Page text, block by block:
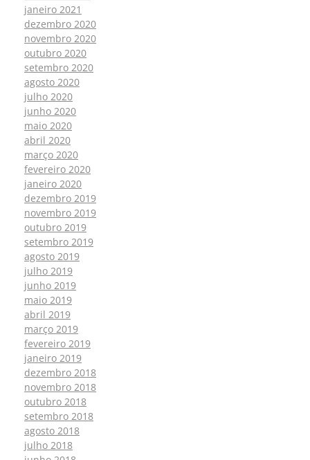
janeiro 2021
dezembro 2020
novembro 2020
outubro 2020
setembro 2020
agosto 2020
julho 2020
junho 2020
maio 2020
abril 2020
março 2020
fevereiro 2020
janeiro 2020
dezembro 2019
novembro 2019
outubro 2019
setembro 2019
agosto 2019
julho 2019
junho 2019
maio 2019
abril 2019
março 2019
fevereiro 2019
janeiro 2019
dezembro 2018
novembro 2018
outubro 2018
setembro 2018
agosto 2018
julho 2018